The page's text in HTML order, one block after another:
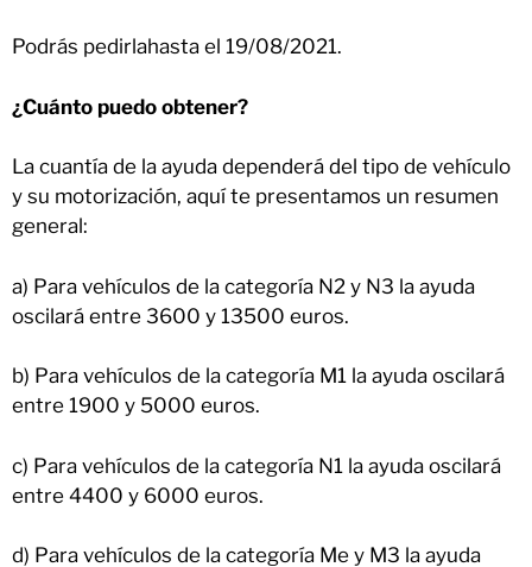
Podrás pedirlahasta el 19/08/2021.
¿Cuánto puedo obtener?
La cuantía de la ayuda dependerá del tipo de vehículo
y su motorización, aquí te presentamos un resumen
general:
a) Para vehículos de la categoría N2 y N3 la ayuda
oscilará entre 3600 y 13500 euros.
b) Para vehículos de la categoría M1 la ayuda oscilará
entre 1900 y 5000 euros.
c) Para vehículos de la categoría N1 la ayuda oscilará
entre 4400 y 6000 euros.
d) Para vehículos de la categoría Me y M3 la ayuda